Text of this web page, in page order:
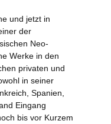
und jetzt in
der
Neo-
Werke in den
privaten und
in seiner
Spanien,
Eingang
bis vor Kurzem